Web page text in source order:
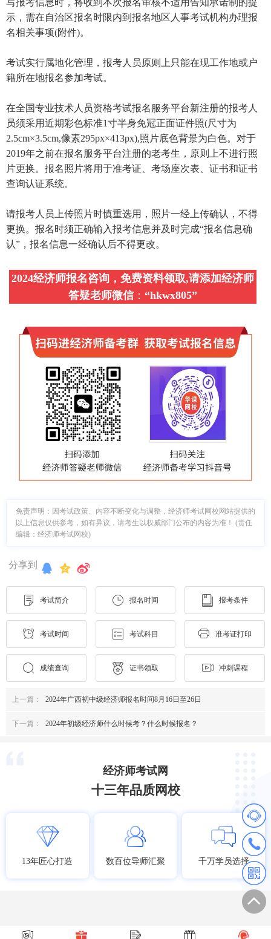
写报考信息时，将收到本次报名审核不适用告知承诺制的提
示，需在自治区报名时限内到报名地区人事考试机构办理报
名相关事项(附件)。
考试实行属地化管理，报考人员原则上只能在现工作地或户
籍所在地报名参加考试。
在全国专业技术人员资格考试报名服务平台新注册的报考人
员须采用近期彩色标准1寸半身免冠正面证件照(尺寸为
2.5cm×3.5cm,像素295px×413px),照片底色背景为白色。对于
2019年之前在报名服务平台注册的老考生，原则上不进行照
片更换。报名照片将用于准考证、考场座次表、证书和证书
查询认证系统。
请报考人员上传照片时慎重选用，照片一经上传确认，不得
更换。报名时须正确输入报考信息并及时完成“报名信息确
认”，报名信息一经确认后不得更改。
2024经济师报名咨询，免费资料领取,请添加经济师
答疑老师微信： “hkwx805”
免责声明：因考试政策、内容不断变化与调整，经济师考试网校网站提供的
以上信息仅供参考，如有异议，请考生以权威部门公布的内容为准！ (责任
编辑：经济师考试网校)
分享到
考试简介 报名时间 报考条件
考试时间 考试科目 准考证打印
成绩查询 证书领取 冲刺课程
上一篇： 2024年广西初中级经济师报名时间8月16日至26日
下一篇： 2024年初级经济师什么时候考？什么时候报名？
经济师考试网
十三年品质网校
13年匠心打造 数百位导师汇聚 千万学员选择